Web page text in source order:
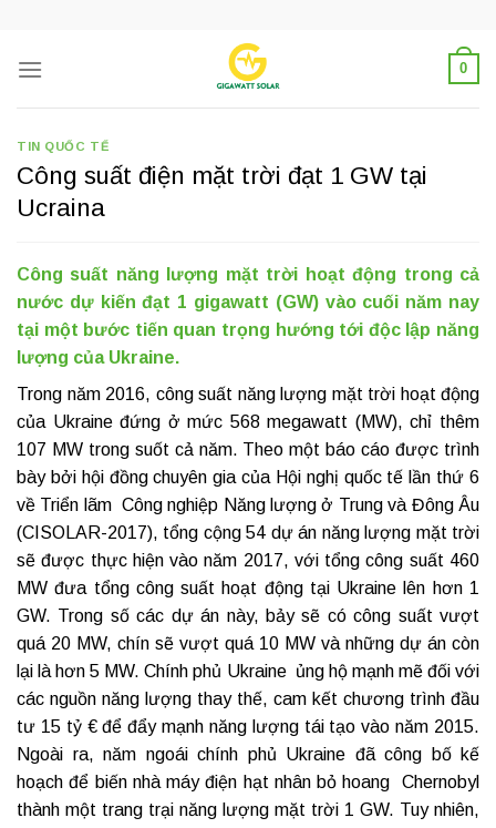
content
0
TIN QUỐC TẾ
Công suất điện mặt trời đạt 1 GW tại
Ucraina
Công suất năng lượng mặt trời hoạt động trong cả
nước dự kiến ​​đạt 1 gigawatt (GW) vào cuối năm nay
tại một bước tiến quan trọng hướng tới độc lập năng
lượng của Ukraine.
Trong năm 2016, công suất năng lượng mặt trời hoạt động
của Ukraine đứng ở mức 568 megawatt (MW), chỉ thêm
107 MW trong suốt cả năm. Theo một báo cáo được trình
bày bởi hội đồng chuyên gia của Hội nghị quốc tế lần thứ 6
về Triển lãm Công nghiệp Năng lượng ở Trung và Đông Âu
(CISOLAR-2017), tổng cộng 54 dự án năng lượng mặt trời
sẽ được thực hiện vào năm 2017, với tổng công suất 460
MW đưa tổng công suất hoạt động tại Ukraine lên hơn 1
GW. Trong số các dự án này, bảy sẽ có công suất vượt
quá 20 MW, chín sẽ vượt quá 10 MW và những dự án còn
lại là hơn 5 MW. Chính phủ Ukraine ủng hộ mạnh mẽ đối với
các nguồn năng lượng thay thế, cam kết chương trình đầu
tư 15 tỷ € để đẩy mạnh năng lượng tái tạo vào năm 2015.
Ngoài ra, năm ngoái chính phủ Ukraine đã công bố kế
hoạch để biến nhà máy điện hạt nhân bỏ hoang Chernobyl
thành một trang trại năng lượng mặt trời 1 GW. Tuy nhiên,